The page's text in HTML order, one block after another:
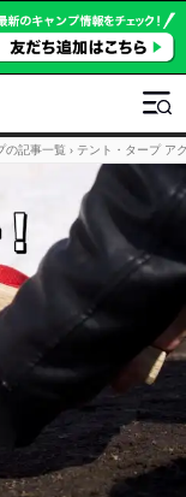
の記事一覧 › テント・タープ ア